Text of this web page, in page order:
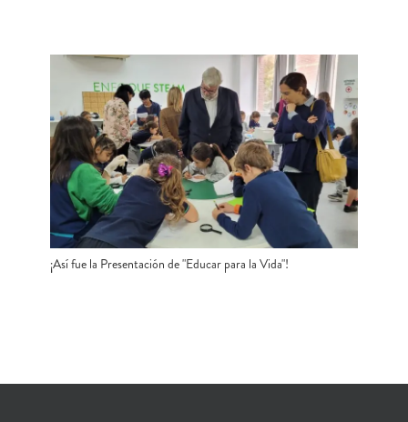
¡Así fue la Presentación de "Educar para la Vida"!